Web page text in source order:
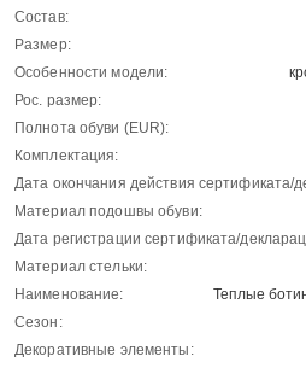
Состав:
Размер:
Особенности модели:
Рос. размер:
Полнота обуви (EUR):
Комплектация:
Дата окончания действия сертификата/
Материал подошвы обуви:
Дата регистрации сертификата/
Материал стельки:
Наименование:
Теплые
Сезон:
Декоративные элементы: